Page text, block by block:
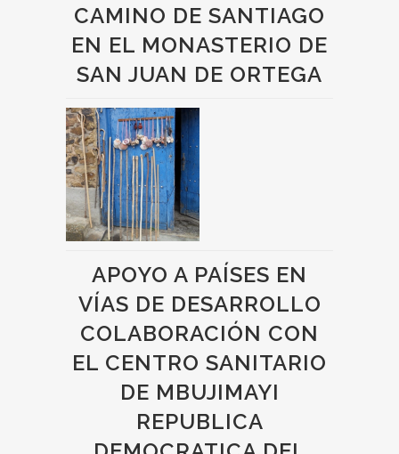
CAMINO DE SANTIAGO
EN EL MONASTERIO DE
SAN JUAN DE ORTEGA
APOYO A PAÍSES EN
VÍAS DE DESARROLLO
COLABORACIÓN CON
EL CENTRO SANITARIO
DE MBUJIMAYI
REPUBLICA